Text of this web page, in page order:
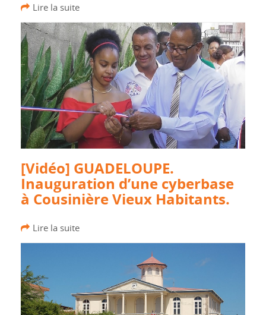
Lire la suite
[Vidéo] GUADELOUPE.
Inauguration d’une cyberbase
à Cousinière Vieux Habitants.
Lire la suite